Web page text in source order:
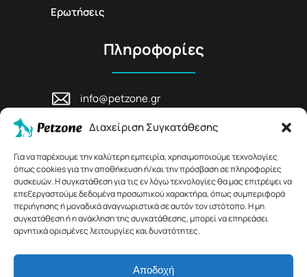
Διαχείριση Συγκατάθεσης
Για να παρέχουμε την καλύτερη εμπειρία, χρησιμοποιούμε τεχνολογίες
όπως cookies για την αποθήκευση ή/και την πρόσβαση σε πληροφορίες
συσκευών. Η συγκατάθεση για τις εν λόγω τεχνολογίες θα μας επιτρέψει να
επεξεργαστούμε δεδομένα προσωπικού χαρακτήρα, όπως συμπεριφορά
περιήγησης ή μοναδικά αναγνωριστικά σε αυτόν τον ιστότοπο. Η μη
συγκατάθεση ή η ανάκληση της συγκατάθεσης, μπορεί να επηρεάσει
αρνητικά ορισμένες λειτουργίες και δυνατότητες.
Αποδοχή
Ερωτήσεις
Πληροφορίες
info@petzone.gr
Ρέθυμνο, Κρήτη